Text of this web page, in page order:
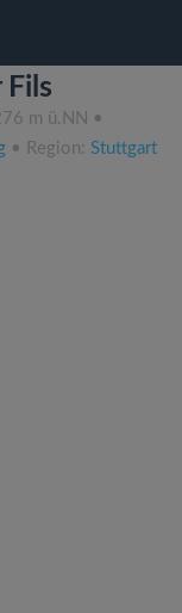
Fils
m ü.NN •
• Region: Stuttgart